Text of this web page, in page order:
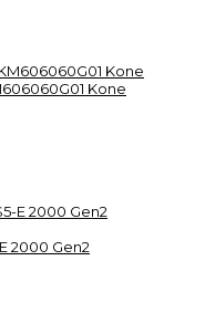
Kone
2000 Gen2